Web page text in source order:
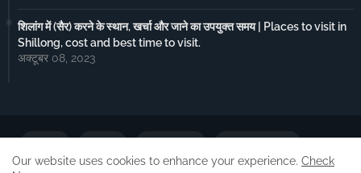
शिलांग में (सैर) करने के स्थान, खर्चा और जाने का उपयुक्त समय | Places to visit in
Shillong, cost and best time to visit.
अक्टूबर 08, 2023
Our website uses cookies to enhance your experience. Check